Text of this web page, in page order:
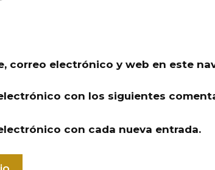
correo electrónico y web en este
con los siguientes
con cada nueva entrada.